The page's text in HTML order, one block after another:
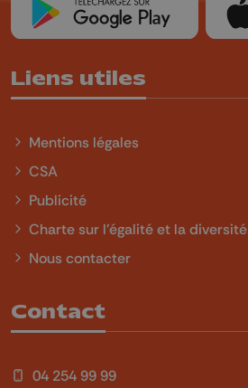
Liens utiles
Mentions légales
CSA
Publicité
Charte sur l'égalité et la diversité
Nous contacter
Contact
04 254 99 99